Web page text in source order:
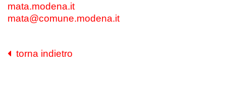
mata.modena.it
mata@comune.modena.it
torna indietro